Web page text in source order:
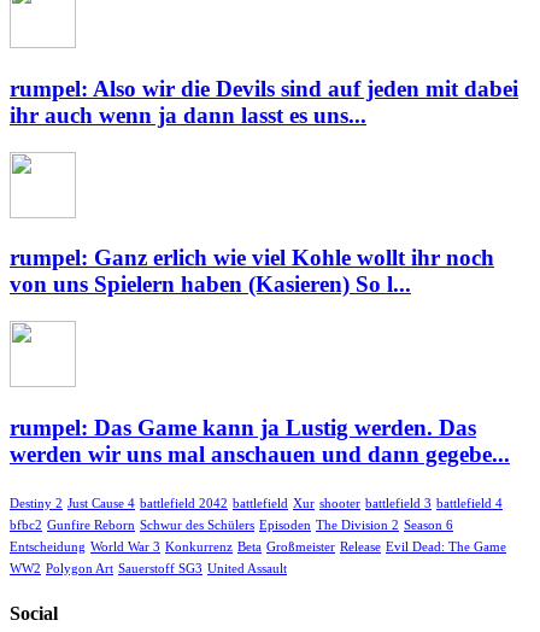
rumpel: Also wir die Devils sind auf jeden mit dabei
ihr auch wenn ja dann lasst es uns...
rumpel: Ganz erlich wie viel Kohle wollt ihr noch
von uns Spielern haben (Kasieren) So l...
rumpel: Das Game kann ja Lustig werden. Das
werden wir uns mal anschauen und dann gegebe...
Destiny 2 Just Cause 4 battlefield 2042 battlefield Xur shooter battlefield 3 battlefield 4
bfbc2 Gunfire Reborn Schwur des Schülers Episoden The Division 2 Season 6
Entscheidung World War 3 Konkurrenz Beta Großmeister Release Evil Dead: The Game
WW2 Polygon Art Sauerstoff SG3 United Assault
Social